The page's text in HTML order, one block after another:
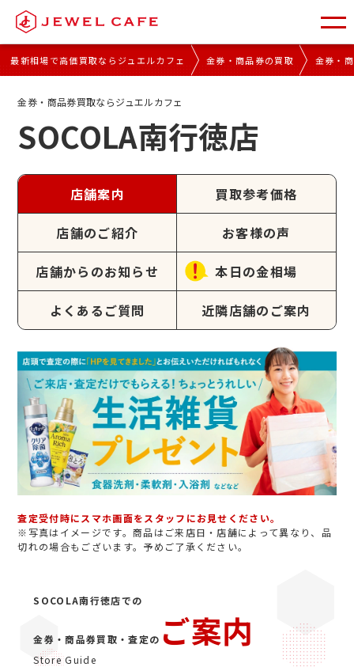
最新相場で高価買取ならジュエルカフェ 金券・商品券の買取 金券・
金券・商品券買取ならジュエルカフェ
SOCOLA南行徳店
店舗案内 買取参考価格
店舗のご紹介 お客様の声
店舗からのお知らせ 本日の金相場
よくあるご質問 近隣店舗のご案内
査定受付時にスマホ画面をスタッフにお見せください。
※写真はイメージです。商品はご来店日・店舗によって異なり、品
切れの場合もございます。予めご了承ください。
SOCOLA南行徳店での
金券・商品券買取・査定の ご案内
Store Guide